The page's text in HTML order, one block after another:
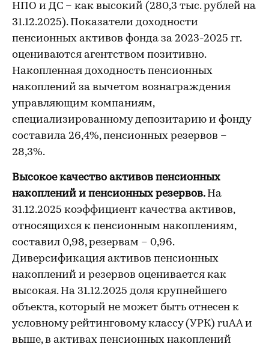
НПО и ДС – как высокий (280,3 тыс. рублей на
31.12.2025). Показатели доходности
пенсионных активов фонда за 2023-2025 гг.
оцениваются агентством позитивно.
Накопленная доходность пенсионных
накоплений за вычетом вознаграждения
управляющим компаниям,
специализированному депозитарию и фонду
составила 26,4%, пенсионных резервов –
28,3%.
Высокое качество активов пенсионных
накоплений и пенсионных резервов. На
31.12.2025 коэффициент качества активов,
относящихся к пенсионным накоплениям,
составил 0,98, резервам – 0,96.
Диверсификация активов пенсионных
накоплений и резервов оценивается как
высокая. На 31.12.2025 доля крупнейшего
объекта, который не может быть отнесен к
условному рейтинговому классу (УРК) ruAA и
выше, в активах пенсионных накоплений